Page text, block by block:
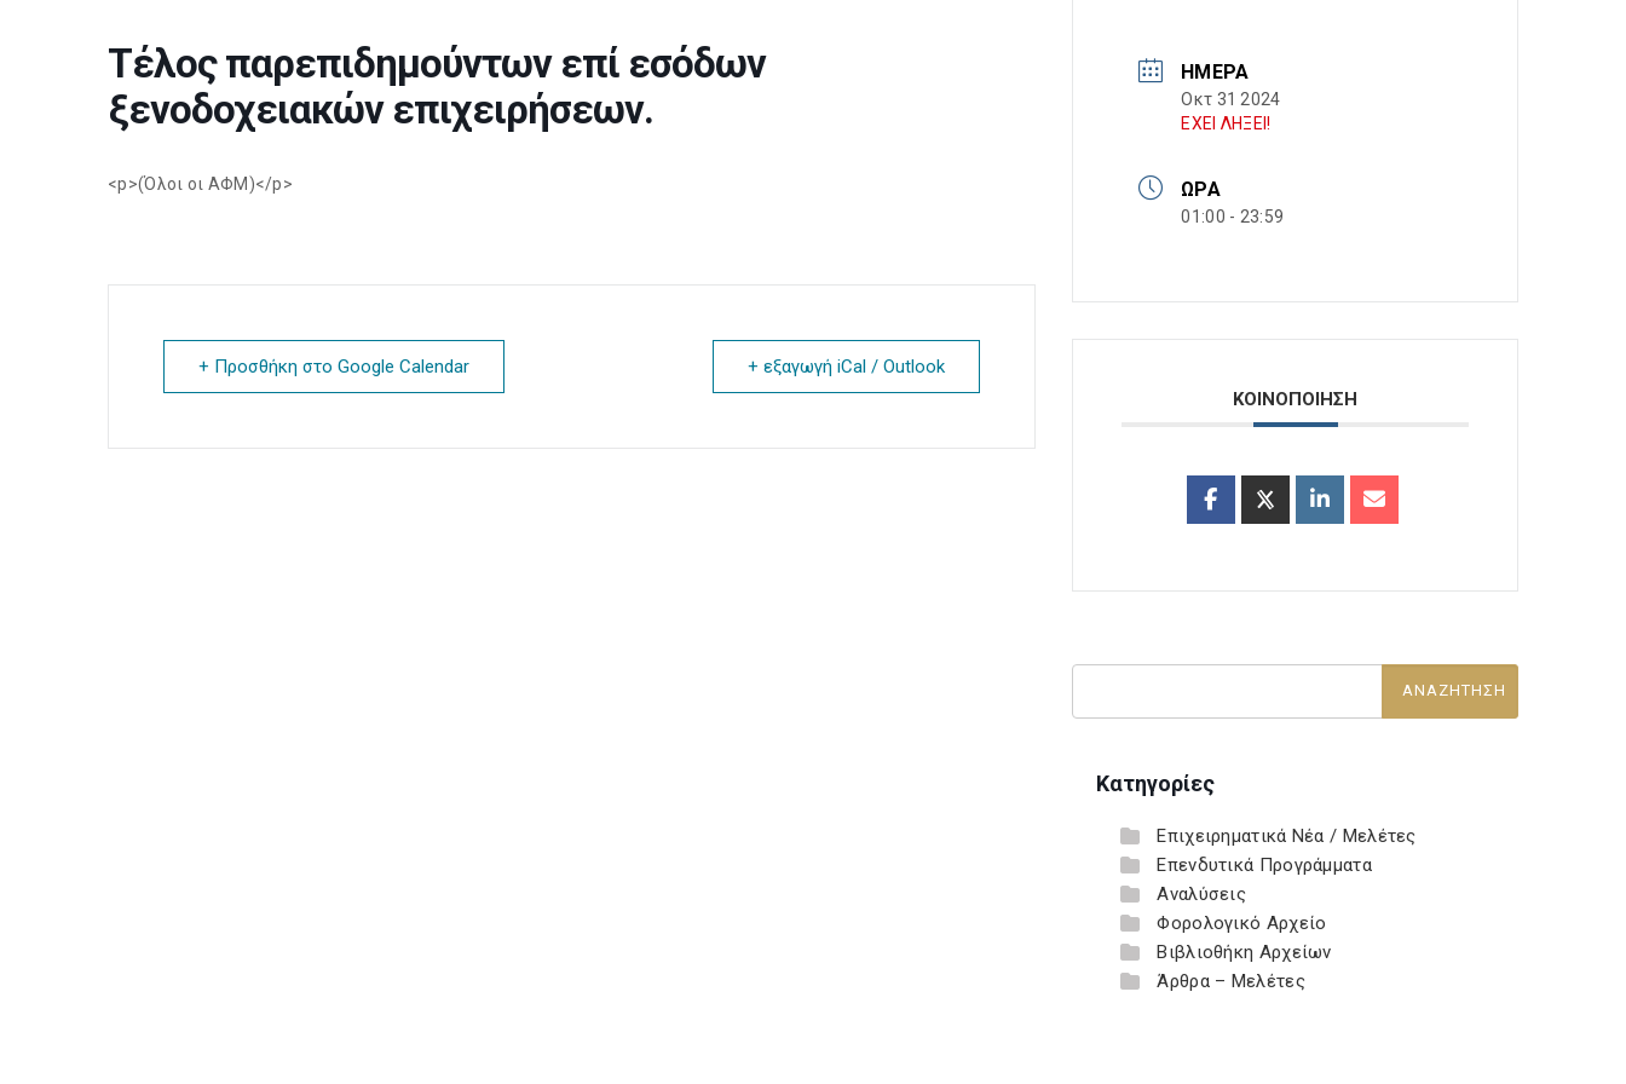
Τέλος παρεπιδημούντων επί εσόδων
ξενοδοχειακών επιχειρήσεων.
<p>(Όλοι οι ΑΦΜ)</p>
+ Προσθήκη στο Google Calendar + εξαγωγή iCal / Outlook
ΗΜΈΡΑ
Οκτ 31 2024
ΕΧΕΙ ΛΗΞΕΙ!
ΏΡΑ
01:00 - 23:59
ΚΟΙΝΟΠΟΙΗΣΗ
Κατηγορίες
Επιχειρηματικά Νέα / Μελέτες
Επενδυτικά Προγράμματα
Αναλύσεις
Φορολογικό Αρχείο
Βιβλιοθήκη Αρχείων
Άρθρα – Μελέτες